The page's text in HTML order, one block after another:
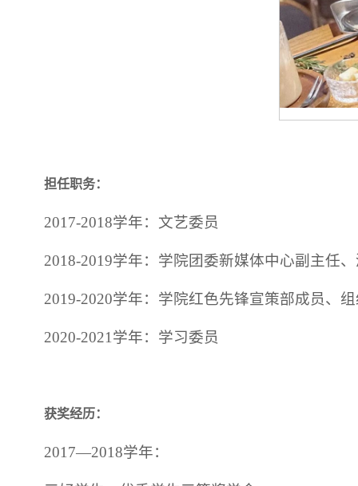
担任职务：
2017-2018学年：文艺委员
2018-2019学年：学院团委新媒体中心副主任
2019-2020学年：学院红色先锋宣策部成员、
2020-2021学年：学习委员
获奖经历：
2017—2018学年：